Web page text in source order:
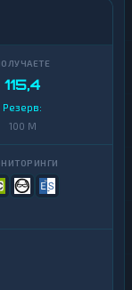
115,4
Резерв:
100 M